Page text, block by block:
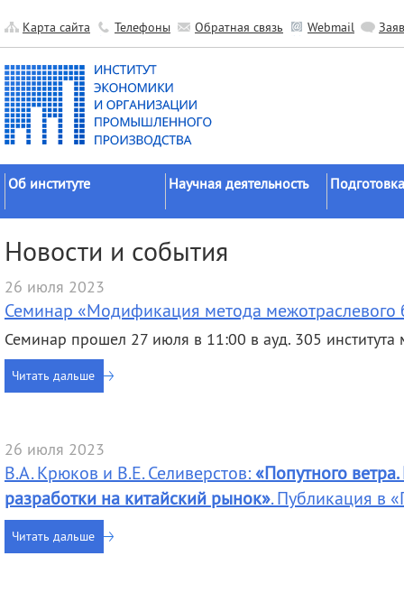
Карта сайта Телефоны Обратная связь Webmail
Об институте
Официальные документы
История
Руководство
Научные подразделения
Прочие подразделения
Издательская
Контакты
Научная деятельность
исследований
Прикладные разработки
Новости и события
26 июля 2023
Семинар «Модификация метода межотраслевого
Семинар прошел 27 июля в 11:00 в ауд. 305
Читать дальше
26 июля 2023
В.А. Крюков и В.Е. Селиверстов: «Попутного
разработки на китайский рынок». Публикация в
Читать дальше